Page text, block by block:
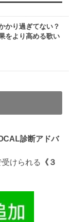
かり過ぎてない？
をより高める歌い
診断アドバ
けられる
《３